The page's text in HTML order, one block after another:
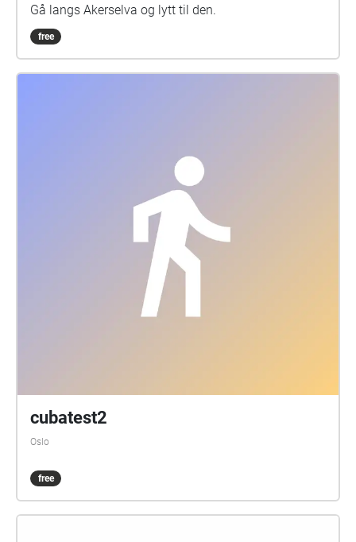
Gå langs Akerselva og lytt til den.
free
cubatest2
Oslo
free